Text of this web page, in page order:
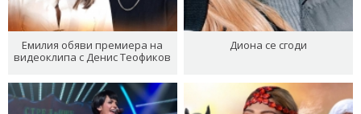
Емилия обяви премиера на
видеоклипа с Денис Теофиков
Диона се сгоди